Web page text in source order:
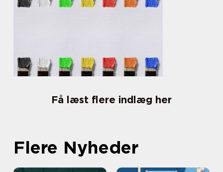
Få læst flere indlæg her
Flere Nyheder